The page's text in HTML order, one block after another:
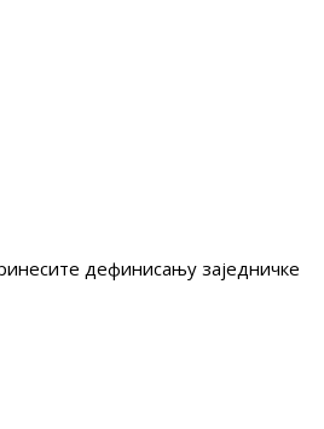
дефинисању заједничке